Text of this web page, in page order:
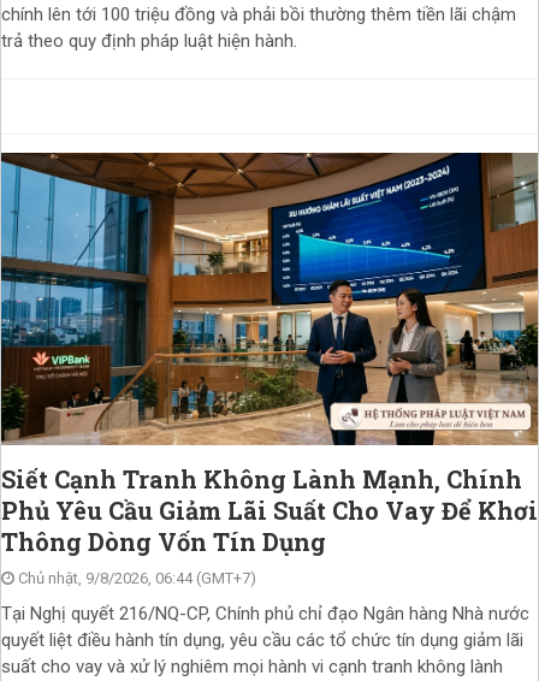
chính lên tới 100 triệu đồng và phải bồi thường thêm tiền lãi chậm
trả theo quy định pháp luật hiện hành.
Siết Cạnh Tranh Không Lành Mạnh, Chính
Phủ Yêu Cầu Giảm Lãi Suất Cho Vay Để Khơi
Thông Dòng Vốn Tín Dụng
Chủ nhật, 9/8/2026, 06:44 (GMT+7)
Tại Nghị quyết 216/NQ-CP, Chính phủ chỉ đạo Ngân hàng Nhà nước
quyết liệt điều hành tín dụng, yêu cầu các tổ chức tín dụng giảm lãi
suất cho vay và xử lý nghiêm mọi hành vi cạnh tranh không lành